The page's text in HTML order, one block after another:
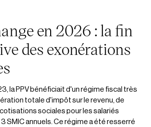
en 2026 : la fin
des exonérations
la PPV bénéficiait d'un régime fiscal très
totale d'impôt sur le revenu, de
sociales pour les salariés
SMIC annuels. Ce régime a été resserré